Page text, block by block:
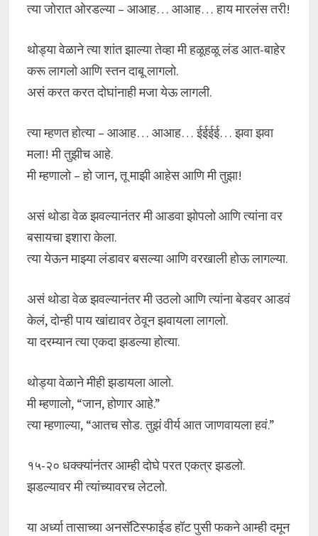
त्या जोरात ओरडल्या – आआह… आआह… हाय मारलंस तरी!
थोड्या वेळाने त्या शांत झाल्या तेव्हा मी हळूहळू लंड आत-बाहेर
करू लागलो आणि स्तन दाबू लागलो.
असं करत करत दोघांनाही मजा येऊ लागली.
त्या म्हणत होत्या – आआह… आआह… ईईईई… झवा झवा
मला! मी तुझीच आहे.
मी म्हणालो – हो जान, तू माझी आहेस आणि मी तुझा!
असं थोडा वेळ झवल्यानंतर मी आडवा झोपलो आणि त्यांना वर
बसायचा इशारा केला.
त्या येऊन माझ्या लंडावर बसल्या आणि वरखाली होऊ लागल्या.
असं थोडा वेळ झवल्यानंतर मी उठलो आणि त्यांना बेडवर आडवं
केलं, दोन्ही पाय खांद्यावर ठेवून झवायला लागलो.
या दरम्यान त्या एकदा झडल्या होत्या.
थोड्या वेळाने मीही झडायला आलो.
मी म्हणालो, “जान, होणार आहे.”
त्या म्हणाल्या, “आतच सोड. तुझं वीर्य आत जाणवायला हवं.”
१५-२० धक्क्यांनंतर आम्ही दोघे परत एकत्र झडलो.
झडल्यावर मी त्यांच्यावरच लेटलो.
या अर्ध्या तासाच्या अनसॅटिस्फाईड हॉट पुसी फकने आम्ही दमून